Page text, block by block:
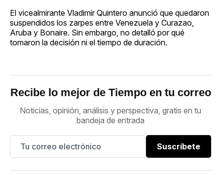
El vicealmirante Vladimir Quintero anunció que quedaron
suspendidos los zarpes entre Venezuela y Curazao,
Aruba y Bonaire. Sin embargo, no detalló por qué
tomaron la decisión ni el tiempo de duración.
Recibe lo mejor de Tiempo en tu correo
Noticias, opinión, análisis y perspectiva, gratis en tu
bandeja de entrada
Suscríbete